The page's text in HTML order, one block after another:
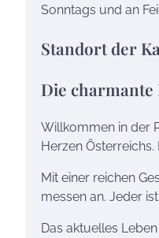
Sonntags und an
Standort der
Die
Willkommen in der
Herzen
Mit einer reichen
messen an. Jeder
Das aktuelles